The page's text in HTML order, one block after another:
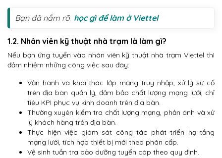
Bạn đã nắm rõ học gì để làm ở Viettel
1.2. Nhân viên kỹ thuật nhà trạm là làm gì?
Nếu bạn ứng tuyển vào nhân viên kỹ thuật nhà trạm Viettel thì
đảm nhiệm những công việc sau đây:
Vận hành và khai thác lớp mạng truy nhập, xử lý sự cố
trên địa bàn quản lý, đảm bảo chất lượng mạng lưới, chỉ
tiêu KPI phục vụ kinh doanh trên địa bàn.
Thường xuyên kiểm tra chất lượng mạng, phản ánh và xử
lý khách hàng trên địa bàn.
Thực hiện việc giám sát công tác phát triển hạ tầng
mạng lưới, tích hợp thiết bị mới theo phân cấp.
Vệ sinh tuần tra bảo dưỡng tuyến cáp theo quy định.